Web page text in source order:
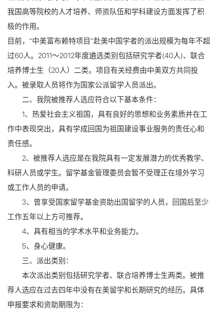
我国高等院校的人才培养、师资队伍和学科建设方面发挥了积
极的作用。
目前，“中美富布赖特项目”赴美中国学者的派出规模为每年不超
过60人。2011～2012年度遴选类别包括研究学者(40人)、联合
培养博士生（20人）二类。项目有关经费由中美双方共同投
入。被录取人员将作为国家公派留学人员派出。
二、我院被推荐人选应符合以下基本条件：
1、热爱社会主义祖国，具有良好的思想和业务素质并在工
作中表现突出，具有学成回国为祖国建设事业服务的责任心和
责任感。
2、被推荐人选应是在我院具有一定发展潜力的优秀教学、
科研人员或学生。留学基金管理委员会暂不受理正在境外学习
或工作人员的申请。
3、曾享受国家留学基金资助出国留学的人员，回国后至少
工作五年以上方可推荐。
4、具有相当的学术水平和业务能力。
5、身心健康。
三、派出类别：
本次派出类别包括研究学者、联合培养博士生两类。被推
荐人选应在过去四年中没有在美留学和长期研究的经历。具体
申报要求和资助期限为：